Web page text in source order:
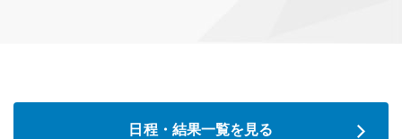
日程・結果一覧を見る